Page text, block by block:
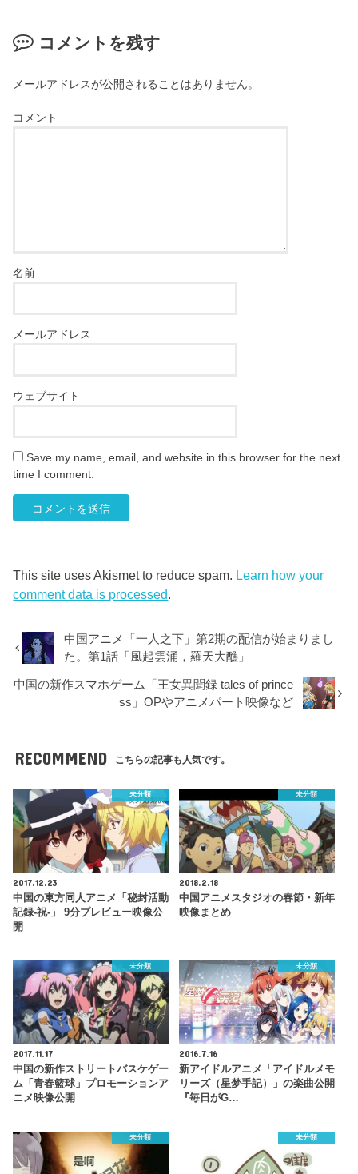
コメントを残す
メールアドレスが公開されることはありません。
コメント
名前
メールアドレス
ウェブサイト
Save my name, email, and website in this browser for the next
time I comment.
This site uses Akismet to reduce spam. Learn how your
comment data is processed.
中国アニメ「一人之下」第2期の配信が始まりまし
た。第1話「風起雲涌，羅天大醮」
中国の新作スマホゲーム「王女異聞録 tales of prince
ss」OPやアニメパート映像など
RECOMMEND こちらの記事も人気です。
未分類
2017.12.23
中国の東方同人アニメ「秘封活動
記録-祝-」 9分プレビュー映像公
開
未分類
2018.2.18
中国アニメスタジオの春節・新年
映像まとめ
未分類
2017.11.17
中国の新作ストリートバスケゲー
ム「青春籃球」プロモーションア
ニメ映像公開
未分類
2016.7.16
新アイドルアニメ「アイドルメモ
リーズ（星梦手記）」の楽曲公開
『毎日がG…
未分類 未分類